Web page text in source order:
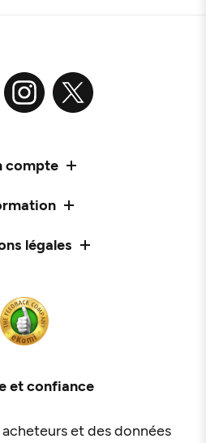
compte
légales
et confiance
et des données